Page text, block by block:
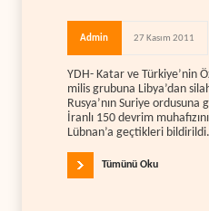
Admin 27 Kasım 2011
YDH- Katar ve Türkiye’nin
milis grubuna Libya’dan
Rusya’nın Suriye
İranlı 150 devrim
Lübnan’a geçtikleri bildirildi.
Tümünü Oku